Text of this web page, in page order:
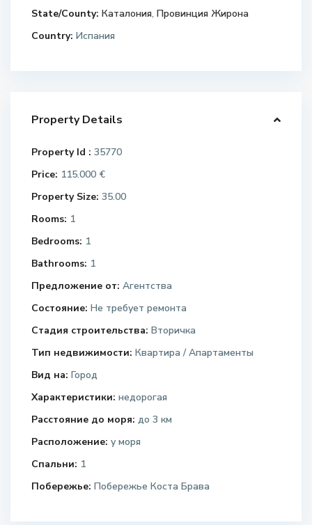
State/County: Каталония,Провинция Жирона
Country: Испания
Property Details
Property Id : 35770
Price: 115.000 €
Property Size: 35.00
Rooms: 1
Bedrooms: 1
Bathrooms: 1
Предложение от: Агентства
Состояние: Не требует ремонта
Стадия строительства: Вторичка
Тип недвижимости: Квартира / Апартаменты
Вид на: Город
Характеристики: недорогая
Расстояние до моря: до 3 км
Расположение: у моря
Спальни: 1
Побережье: Побережье Коста Брава